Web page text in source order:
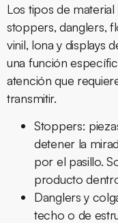
Los tipos de
stoppers, danglers,
vinil, lona y displays
una función
atención que
transmitir.
Stoppers:
detener la
por el pasillo.
producto
Danglers y
techo o de